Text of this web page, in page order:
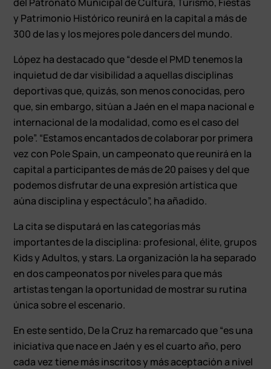
y Patrimonio Histórico reunirá en la capital a más de
300 de las y los mejores pole dancers del mundo.
López ha destacado que “desde el PMD tenemos la
inquietud de dar visibilidad a aquellas disciplinas
deportivas que, quizás, son menos conocidas, pero
que, sin embargo, sitúan a Jaén en el mapa nacional e
internacional de la modalidad, como es el caso del
pole”. “Estamos encantados de colaborar por primera
vez con Pole Spain, un campeonato que reunirá en la
capital a participantes de más de 20 países y del que
podemos disfrutar de una expresión artística que
aúna disciplina y espectáculo”, ha añadido.
La cita se disputará en las categorías más
importantes de la disciplina: profesional, élite, grupos
Kids y Adultos, y stars. La organización la ha separado
en dos campeonatos por niveles para que más
artistas tengan la oportunidad de mostrar su rutina
única sobre el escenario.
En este sentido, De la Cruz ha remarcado que “es una
iniciativa que nace en Jaén y es el cuarto año, pero
cada vez tiene más inscritos y más aceptación a nivel